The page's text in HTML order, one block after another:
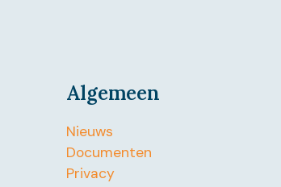
Algemeen
Nieuws
Documenten
Privacy